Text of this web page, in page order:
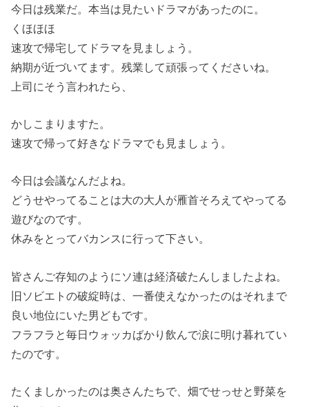
今日は残業だ。本当は見たいドラマがあったのに。
くほほほ
速攻で帰宅してドラマを見ましょう。
納期が近づいてます。残業して頑張ってくださいね。
上司にそう言われたら、
かしこまりますた。
速攻で帰って好きなドラマでも見ましょう。
今日は会議なんだよね。
どうせやってることは大の大人が雁首そろえてやってる
遊びなのです。
休みをとってバカンスに行って下さい。
皆さんご存知のようにソ連は経済破たんしましたよね。
旧ソビエトの破綻時は、一番使えなかったのはそれまで
良い地位にいた男どもです。
フラフラと毎日ウォッカばかり飲んで涙に明け暮れてい
たのです。
たくましかったのは奥さんたちで、畑でせっせと野菜を